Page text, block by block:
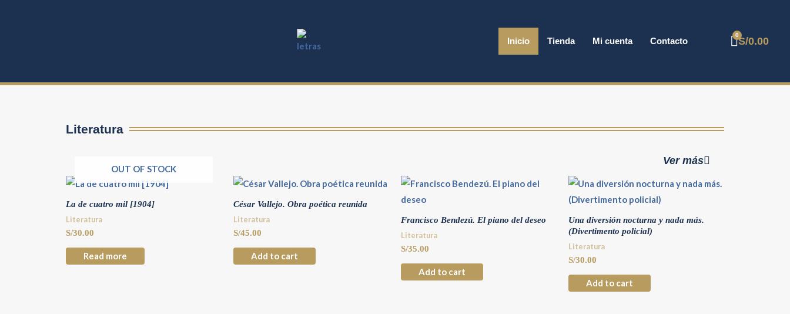
Inicio Tienda Mi cuenta Contacto S/0.00
Literatura
Ver más
OUT OF STOCK
La de cuatro mil [1904]
Literatura
S/30.00
Read more
César Vallejo. Obra poética reunida
Literatura
S/45.00
Add to cart
Francisco Bendezú. El piano del deseo
Literatura
S/35.00
Add to cart
Una diversión nocturna y nada más.
(Divertimento policial)
Literatura
S/30.00
Add to cart